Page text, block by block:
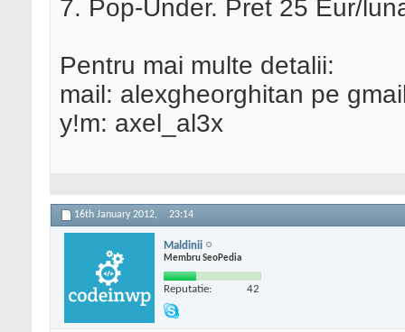
7. Pop-Under. Pret 25 Eur/
Pentru mai multe detalii:
mail: alexgheorghitan pe
y!m: axel_al3x
16th January 2012, 23:14
Maldinii
Membru SeoPedia
Reputatie: 42